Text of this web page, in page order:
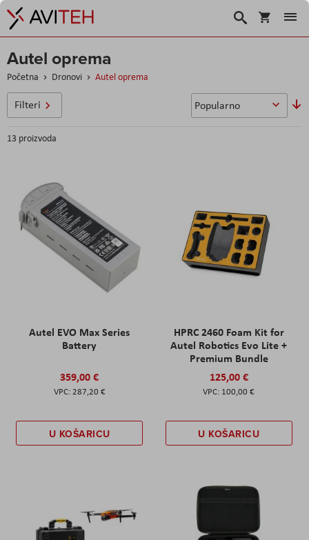
Košarica
Traži
Autel oprema
Početna Dronovi Autel oprema
13 proizvoda
Autel EVO Max Series
Battery
359,00 €
287,20 €
U KOŠARICU
HPRC 2460 Foam Kit for
Autel Robotics Evo Lite +
Premium Bundle
125,00 €
100,00 €
U KOŠARICU
Filteri